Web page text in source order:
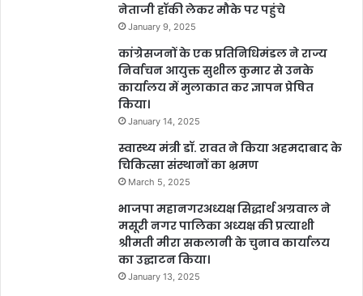
नेताजी हॉकी लेकर मौके पर पहुंचे
January 9, 2025
कांग्रेसजनों के एक प्रतिनिधिमंडल ने राज्य
निर्वाचन आयुक्त सुशील कुमार से उनके
कार्यालय में मुलाकात कर ज्ञापन प्रेषित
किया।
January 14, 2025
स्वास्थ्य मंत्री डॉ. रावत ने किया अहमदाबाद के
चिकित्सा संस्थानों का भ्रमण
March 5, 2025
भाजपा महानगरअध्यक्ष सिद्धार्थ अग्रवाल ने
मसूरी नगर पालिका अध्यक्ष की प्रत्याशी
श्रीमती मीरा सकलानी के चुनाव कार्यालय
का उद्घाटन किया।
January 13, 2025